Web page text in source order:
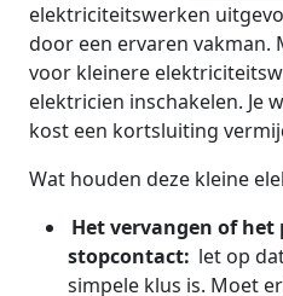
elektriciteitswerken
door een ervaren vakman.
voor kleinere
elektricien inschakelen. Je
kost een kortsluiting
Wat houden deze kleine
Het vervangen of
stopcontact: let op
simpele klus is. Moet